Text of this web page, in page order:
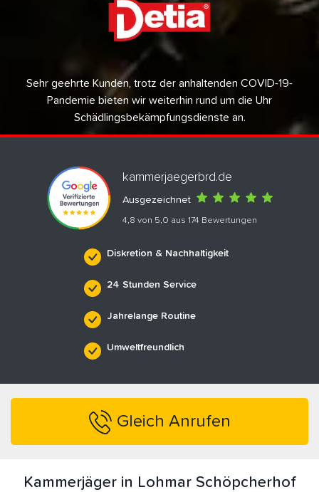
Sehr geehrte Kunden, trotz der anhaltenden COVID-19-
Pandemie bieten wir weiterhin rund um die Uhr
Schädlingsbekämpfungsdienste an.
kammerjaegerbrd.de
Ausgezeichnet
4,8 von 5,0 aus 174 Bewertungen
Diskretion & Nachhaltigkeit
24 Stunden Service
Jahrelange Routine
Umweltfreundlich
Gleich Anrufen
Kammerjäger in Lohmar Schöpcherhof